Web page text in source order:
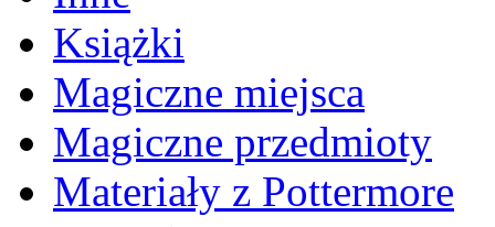
Książki
Magiczne miejsca
Magiczne przedmioty
Materiały z Pottermore